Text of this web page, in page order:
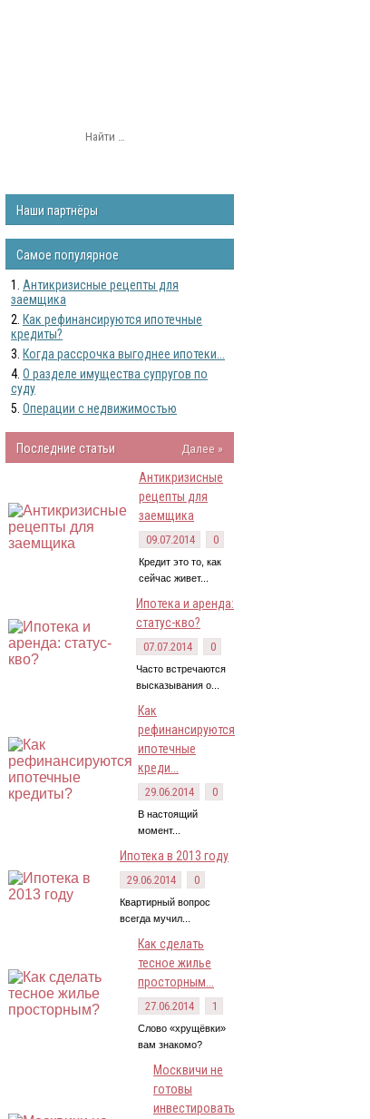
Наши партнёры
Самое популярное
Антикризисные рецепты для
заемщика
Как рефинансируются ипотечные
кредиты?
Когда рассрочка выгоднее ипотеки...
О разделе имущества супругов по
суду
Операции с недвижимостью
Последние статьи
Далее »
Антикризисные
рецепты для
заемщика
09.07.2014 0
Кредит это то, как
сейчас живет...
Ипотека и аренда:
статус-кво?
07.07.2014 0
Часто встречаются
высказывания о...
Как
рефинансируются
ипотечные
креди...
29.06.2014 0
В настоящий
момент...
Ипотека в 2013 году
29.06.2014 0
Квартирный вопрос
всегда мучил...
Как сделать
тесное жилье
просторным...
27.06.2014 1
Слово «хрущёвки»
вам знакомо?
Москвичи не
готовы
инвестировать